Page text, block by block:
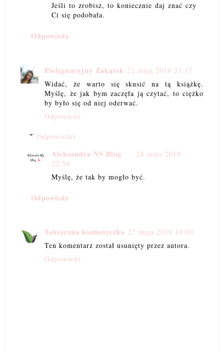
Jeśli to zrobisz, to koniecznie daj znać czy
Ci się podobała.
Odpowiedz
Pielęgnacyjny Zakątek 22 maja 2019 23:17
Widać, że warto się skusić na tą książkę.
Myślę, że jak bym zaczęła ją czytać, to ciężko
by było się od niej oderwać.
Odpowiedz
Odpowiedzi
Aleksandra NS Blog
28 maja 2019
22:54
Myślę, że tak by mogło być.
Odpowiedz
Toksyczna kosmetyczka 27 maja 2019 10:00
Ten komentarz został usunięty przez autora.
Odpowiedz